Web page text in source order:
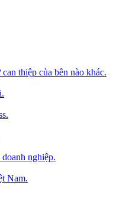
thiệp của bên nào khác.
nghiệp.
Nam.